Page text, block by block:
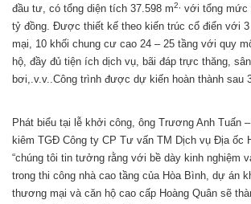
đầu tư, có tổng diện tích 37.598 m2, với tổng mức
tỷ đồng. Được thiết kế theo kiến trúc cổ điển với
mại, 10 khối chung cư cao 24 – 25 tầng với quy
hộ, đầy đủ tiện ích dịch vụ, bãi đáp trực thăng,
bơi,.v.v..Công trình được dự kiến hoàn thành sau
Phát biểu tại lễ khởi công, ông Trương Anh Tuấn
kiêm TGĐ Công ty CP Tư vấn TM Dịch vụ Địa ốc
“chúng tôi tin tưởng rằng với bề dày kinh nghiệm
trong thi công nhà cao tầng của Hòa Bình, dự án
thương mại và căn hộ cao cấp Hoàng Quân sẽ